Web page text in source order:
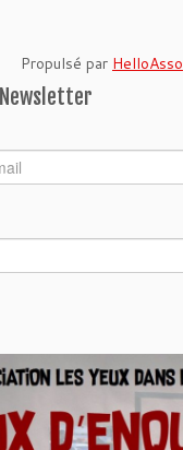
Propulsé par HelloAsso